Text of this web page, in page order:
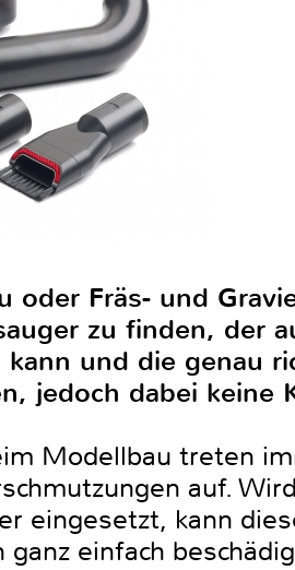
oder Fräs- und
zu finden, der
und die genau
jedoch dabei keine
Modellbau treten
auf.
eingesetzt, kann
einfach